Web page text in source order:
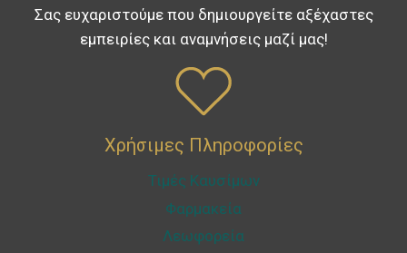
Σας ευχαριστούμε που δημιουργείτε αξέχαστες
εμπειρίες και αναμνήσεις μαζί μας!
Χρήσιμες Πληροφορίες
Τιμές Καυσίμων
Φαρμακεία
Λεωφορεία